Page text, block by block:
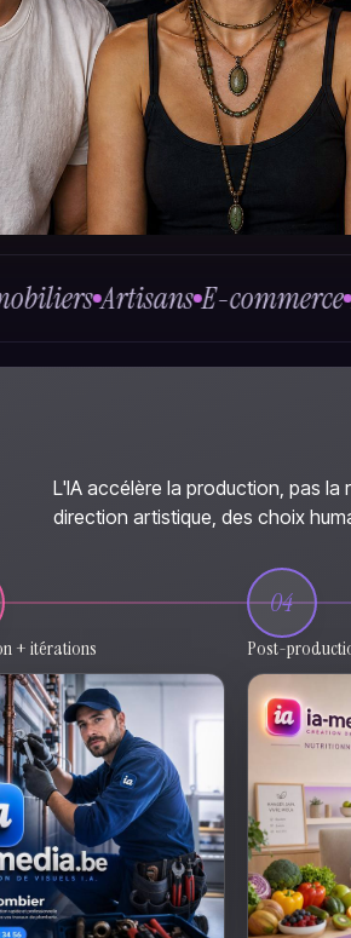
E-commerce Retail
L'IA accélère la production, pas la
direction artistique, des choix
+ itérations
04
Post-